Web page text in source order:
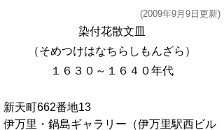
(2009年9月9日更新)
染付花散文皿
（そめつけはなちらしもんざら）
１６３０～１６４０年代
新天町662番地13
伊万里・鍋島ギャラリー（伊万里駅西ビル